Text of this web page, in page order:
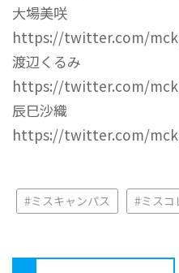
大場美咲
https://twitter.com/
渡辺くるみ
https://twitter.com/
辰巳沙織
https://twitter.com/
#ミスキャンパス #ミスコ